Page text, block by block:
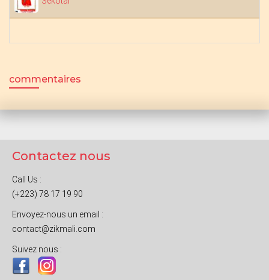
commentaires
Contactez nous
Call Us :
(+223) 78 17 19 90
Envoyez-nous un email :
contact@zikmali.com
Suivez nous :